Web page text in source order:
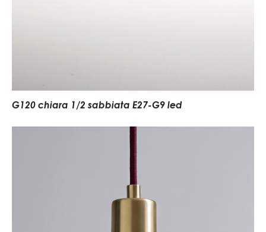
G120 chiara 1/2 sabbiata E27-G9 led